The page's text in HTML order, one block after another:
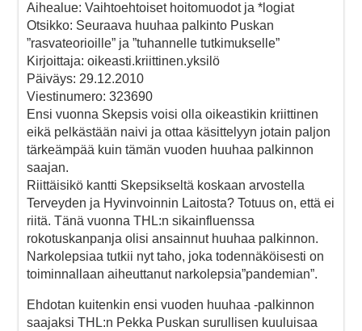
Aihealue: Vaihtoehtoiset hoitomuodot ja *logiat
Otsikko: Seuraava huuhaa palkinto Puskan
”rasvateorioille” ja ”tuhannelle tutkimukselle”
Kirjoittaja: oikeasti.kriittinen.yksilö
Päiväys: 29.12.2010
Viestinumero: 323690
Ensi vuonna Skepsis voisi olla oikeastikin kriittinen
eikä pelkästään naivi ja ottaa käsittelyyn jotain paljon
tärkeämpää kuin tämän vuoden huuhaa palkinnon
saajan.
Riittäisikö kantti Skepsikseltä koskaan arvostella
Terveyden ja Hyvinvoinnin Laitosta? Totuus on, että ei
riitä. Tänä vuonna THL:n sikainfluenssa
rokotuskanpanja olisi ansainnut huuhaa palkinnon.
Narkolepsiaa tutkii nyt taho, joka todennäköisesti on
toiminnallaan aiheuttanut narkolepsia”pandemian”.
Ehdotan kuitenkin ensi vuoden huuhaa -palkinnon
saajaksi THL:n Pekka Puskan surullisen kuuluisaa